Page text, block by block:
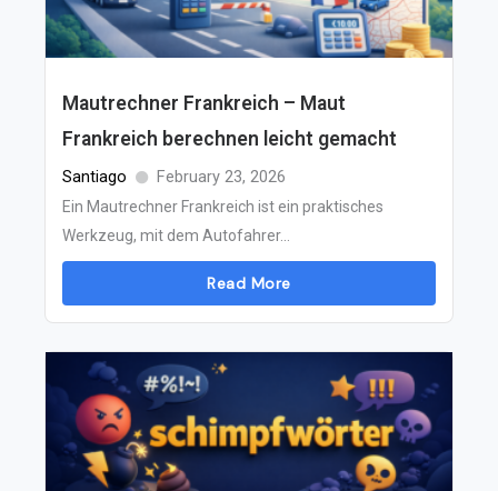
Mautrechner Frankreich – Maut
Frankreich berechnen leicht gemacht
Santiago February 23, 2026
Ein Mautrechner Frankreich ist ein praktisches
Werkzeug, mit dem Autofahrer...
Read More